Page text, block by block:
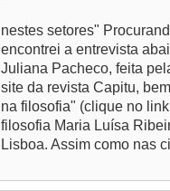
nestes setores"
encontrei a entrevista
Juliana Pacheco, feita
site da revista Capitu,
na filosofia" (clique no
filosofia Maria Luísa
Lisboa. Assim como nas